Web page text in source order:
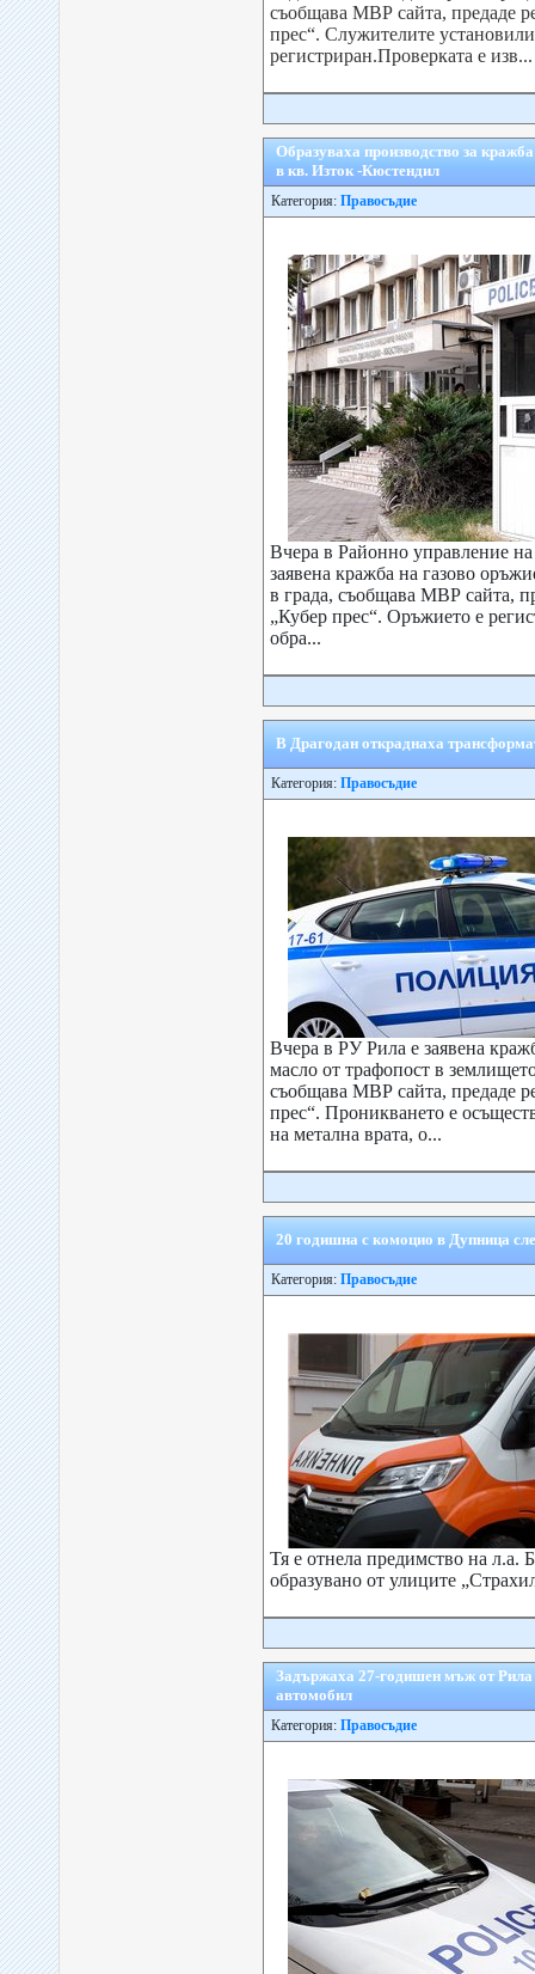
съобщава МВР сайта, предаде
прес“. Служителите
регистриран.Проверката е изв...
Образуваха производство за
в кв. Изток -Кюстендил
Категория: Правосъдие
Вчера в Районно управление
заявена кражба на газово
в града, съобщава МВР сайта,
„Кубер прес“. Оръжието е
обра...
В Драгодан откраднаха
Категория: Правосъдие
Вчера в РУ Рила е заявена
масло от трафопост в
съобщава МВР сайта, предаде
прес“. Проникването е
на метална врата, о...
20 годишна с комоцио в Дупница
Категория: Правосъдие
Тя е отнела предимство на
образувано от улиците
Задържаха 27-годишен мъж от Рила
автомобил
Категория: Правосъдие